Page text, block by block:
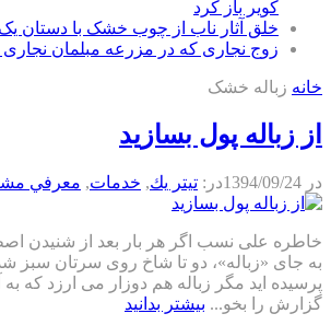
کویر باز کرد
خلق آثار ناب از چوب خشک با دستان یک
زوج نجاری که در مزرعه مبلمان نجاری
خانه زباله خشک
از زباله پول بسازید
در 1394/09/24در: تيتر يك, خدمات, معرفي
خاطره علی نسب اگر هر بار بعد از شنیدن
به جای «زباله»، دو تا شاخ روی سرتان سبز
پرسیده اید مگر زباله هم دوزار می ارزد که
گزارش را بخو... بیشتر بدانید